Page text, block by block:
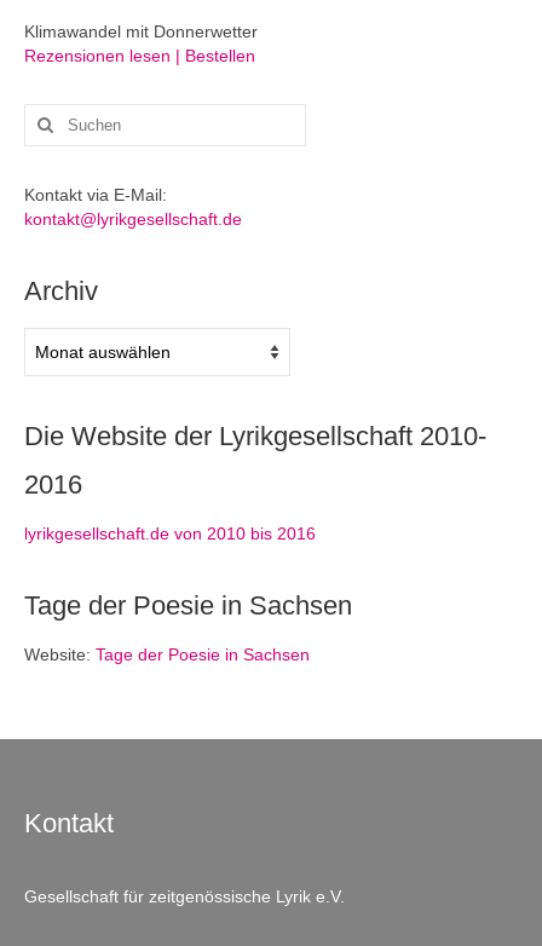
Klimawandel mit Donnerwetter
Rezensionen lesen | Bestellen
Suchen
nach:
Kontakt via E-Mail:
kontakt@lyrikgesellschaft.de
Archiv
Die Website der Lyrikgesellschaft 2010-
2016
lyrikgesellschaft.de von 2010 bis 2016
Tage der Poesie in Sachsen
Website: Tage der Poesie in Sachsen
Kontakt
Gesellschaft für zeitgenössische Lyrik e.V.